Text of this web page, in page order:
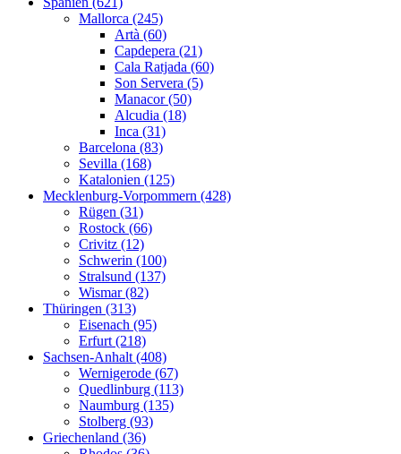
Mallorca (245)
Artà (60)
Capdepera (21)
Cala Ratjada (60)
Son Servera (5)
Manacor (50)
Alcudia (18)
Inca (31)
Barcelona (83)
Sevilla (168)
Katalonien (125)
Mecklenburg-Vorpommern (428)
Rügen (31)
Rostock (66)
Crivitz (12)
Schwerin (100)
Stralsund (137)
Wismar (82)
Thüringen (313)
Eisenach (95)
Erfurt (218)
Sachsen-Anhalt (408)
Wernigerode (67)
Quedlinburg (113)
Naumburg (135)
Stolberg (93)
Griechenland (36)